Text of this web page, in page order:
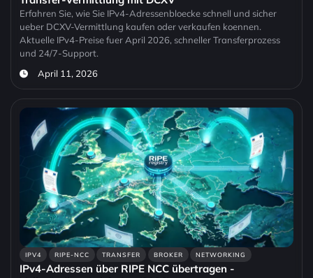
Erfahren Sie, wie Sie IPv4-Adressenbloecke schnell und sicher
ueber DCXV-Vermittlung kaufen oder verkaufen koennen.
Aktuelle IPv4-Preise fuer April 2026, schneller Transferprozess
und 24/7-Support.
April 11, 2026
IPV4 RIPE-NCC TRANSFER BROKER NETWORKING
IPv4-Adressen über RIPE NCC übertragen -